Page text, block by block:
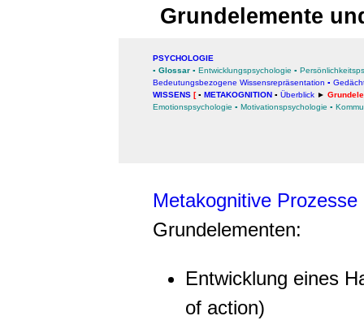
Grundelemente
PSYCHOLOGIE
▪ Glossar ▪ Entwicklungspsychologie ▪
Bedeutungsbezogene Wissensrepräsentation ▪
WISSENS [ ▪ METAKOGNITION ▪ Überblick ►
Emotionspsychologie ▪ Motivationspsychologie ▪
Metakognitive Prozesse
Grundelementen:
Entwicklung eines
of action)